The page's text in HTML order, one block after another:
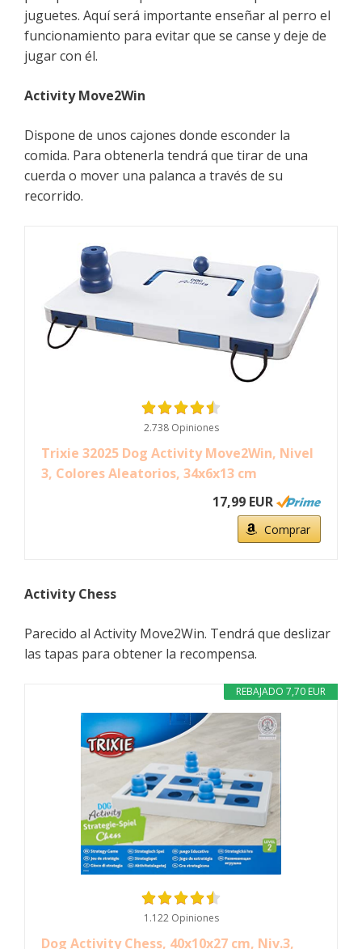
juguetes. Aquí será importante enseñar al perro el
funcionamiento para evitar que se canse y deje de
jugar con él.
Activity Move2Win
Dispone de unos cajones donde esconder la
comida. Para obtenerla tendrá que tirar de una
cuerda o mover una palanca a través de su
recorrido.
2.738 Opiniones
Trixie 32025 Dog Activity Move2Win, Nivel
3, Colores Aleatorios, 34x6x13 cm
17,99 EUR
Comprar
Activity Chess
Parecido al Activity Move2Win. Tendrá que deslizar
las tapas para obtener la recompensa.
REBAJADO 7,70 EUR
1.122 Opiniones
Dog Activity Chess, 40x10x27 cm, Niv.3,